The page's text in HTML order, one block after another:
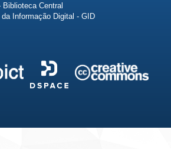
Central
Informação Digital - GID